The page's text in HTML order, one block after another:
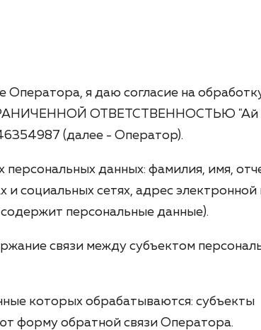
Оператора, я даю согласие на
ОТВЕТСТВЕННОСТЬЮ "Ай
(далее - Оператор).
данных: фамилия, имя,
и социальных сетях, адрес электронной
персональные данные).
связи между субъектом
которых обрабатываются: субъекты
форму обратной связи Оператора.